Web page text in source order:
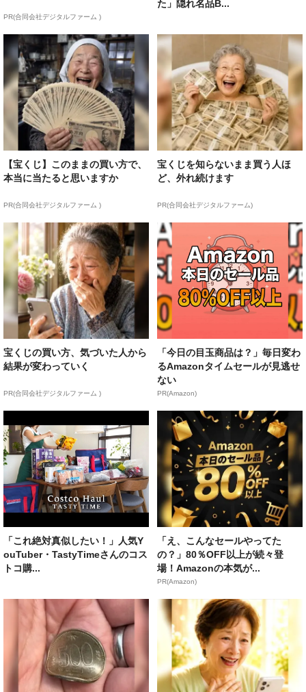
PR(合同会社デジタルファーム )
た」隠れ名品B...
【宝くじ】このままの買い方で、
本当に当たると思いますか
PR(合同会社デジタルファーム )
宝くじを知らないまま買う人ほ
ど、外れ続けます
PR(合同会社デジタルファーム)
宝くじの買い方、気づいた人から
結果が変わっていく
PR(合同会社デジタルファーム )
「今日の目玉商品は？」毎日変わ
るAmazonタイムセールが見逃せ
ない
PR(Amazon)
「これ絶対真似したい！」人気Y
ouTuber・TastyTimeさんのコス
トコ購...
「え、こんなセールやってた
の？」80％OFF以上が続々登
場！Amazonの本気が...
PR(Amazon)